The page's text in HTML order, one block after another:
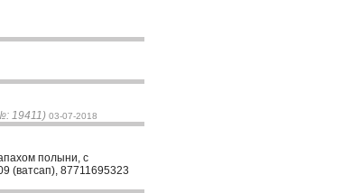
19411) 03-07-2018
полыни, с
(ватсап), 87711695323